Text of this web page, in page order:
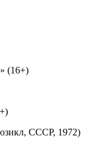
(16+)
СССР, 1972)